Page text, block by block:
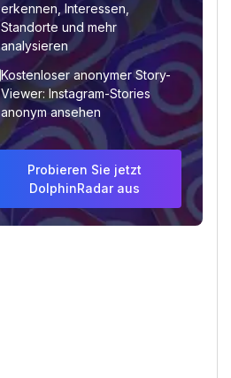
erkennen, Interessen,
Standorte und mehr
analysieren
Kostenloser anonymer Story-
Viewer: Instagram-Stories
anonym ansehen
Probieren Sie jetzt
DolphinRadar aus